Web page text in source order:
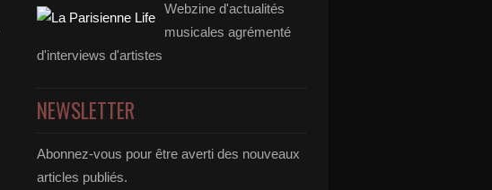
Webzine d'actualités
musicales agrémenté
d'interviews d'artistes
NEWSLETTER
Abonnez-vous pour être averti des nouveaux
articles publiés.